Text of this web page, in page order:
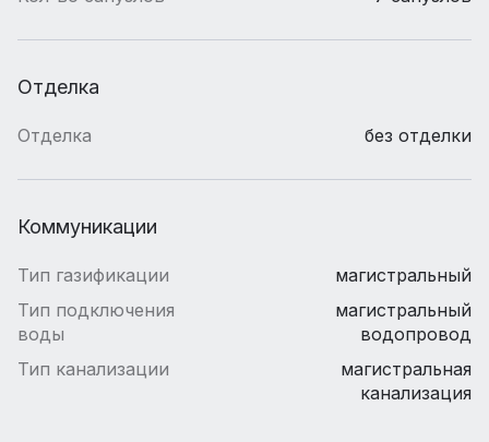
Отделка
Отделка без отделки
Коммуникации
Тип газификации
магистральный
Тип подключения
воды
магистральный
водопровод
Тип канализации
магистральная
канализация